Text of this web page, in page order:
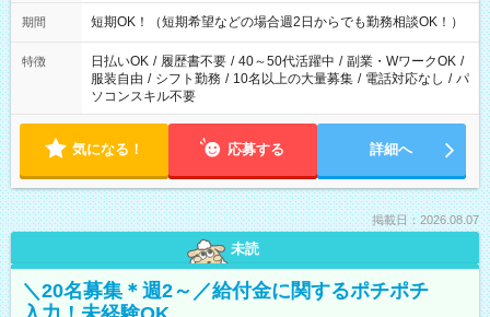
期間 短期OK！（短期希望などの場合週2日からでも勤務相談OK！）
特徴 日払いOK / 履歴書不要 / 40～50代活躍中 / 副業・WワークOK /
服装自由 / シフト勤務 / 10名以上の大量募集 / 電話対応なし / パ
ソコンスキル不要
気になる！ 応募する 詳細へ
掲載日：2026.08.07
未読
＼20名募集＊週2～／給付金に関するポチポチ